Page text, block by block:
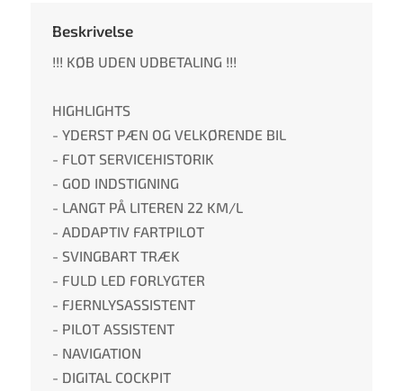
Beskrivelse
!!! KØB UDEN UDBETALING !!!
HIGHLIGHTS
- YDERST PÆN OG VELKØRENDE BIL
- FLOT SERVICEHISTORIK
- GOD INDSTIGNING
- LANGT PÅ LITEREN 22 KM/L
- ADDAPTIV FARTPILOT
- SVINGBART TRÆK
- FULD LED FORLYGTER
- FJERNLYSASSISTENT
- PILOT ASSISTENT
- NAVIGATION
- DIGITAL COCKPIT